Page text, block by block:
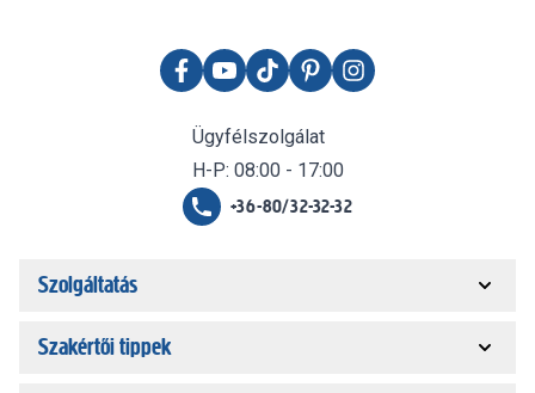
Ügyfélszolgálat
H-P: 08:00 - 17:00
+36-80/32-32-32
Szolgáltatás
Szakértői tippek